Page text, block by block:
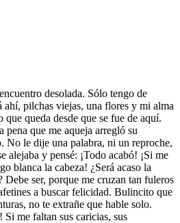
desolada. Sólo tengo de
ahí, pilchas viejas, una flores y mi alma
que queda desde que se fue de aquí.
pena que me aqueja arregló su
No le dije una palabra, ni un reproche,
alejaba y pensé: ¡Todo acabó! ¡Si me
blanca la cabeza! ¿Será acaso la
Debe ser, porque me cruzan tan fuleros
a buscar felicidad. Bulincito que
no te extrañe que hable solo.
Si me faltan sus caricias, sus